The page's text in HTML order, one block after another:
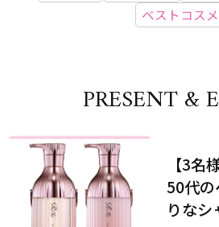
ベストコスメ
PRESENT &
【3名
50代
りなシ